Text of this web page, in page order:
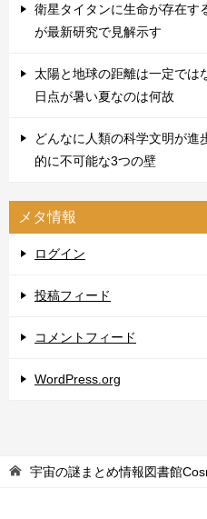
衛星タイタンに生命が存在す
が最新研究で見解示す
太陽と地球の距離は一定では
日点が暑い夏なのは何故
どんなに人類の科学文明が進
的に不可能な3つの壁
メタ情報
ログイン
投稿フィード
コメントフィード
WordPress.org
宇宙の謎まとめ情報図書館